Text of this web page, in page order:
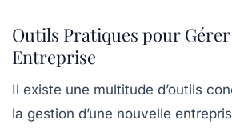
Outils Pratiques pour
Entreprise
Il existe une multitude d’outils
la gestion d’une nouvelle